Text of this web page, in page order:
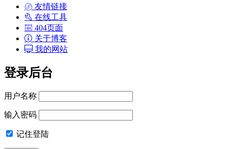
友情链接
在线工具
404页面
关于博客
我的网站
登录后台
用户名称
输入密码
记住登陆